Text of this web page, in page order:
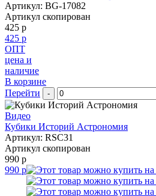
Артикул: BG-17082
Артикул скопирован
425 р
425 р
ОПТ
цена и
наличие
В корзине
Перейти
-
Видео
Кубики Историй Астрономия
Артикул: RSC31
Артикул скопирован
990 р
990 р